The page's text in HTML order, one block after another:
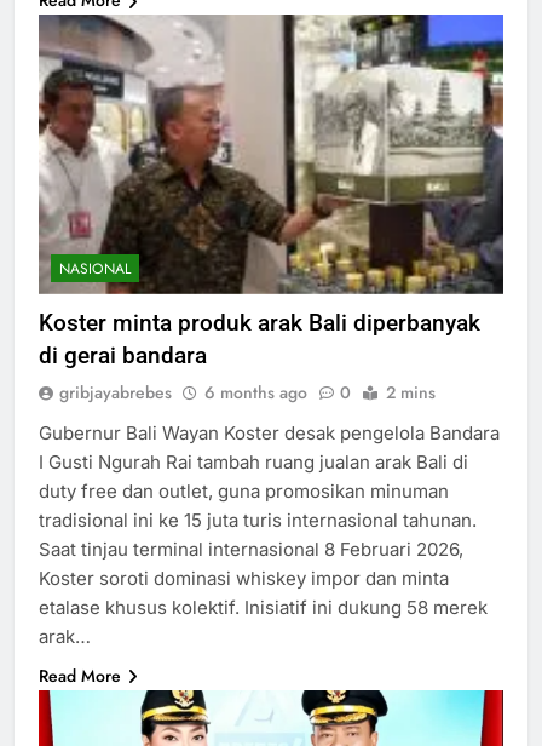
NASIONAL
Koster minta produk arak Bali diperbanyak
di gerai bandara
gribjayabrebes 6 months ago 0 2 mins
Gubernur Bali Wayan Koster desak pengelola Bandara
I Gusti Ngurah Rai tambah ruang jualan arak Bali di
duty free dan outlet, guna promosikan minuman
tradisional ini ke 15 juta turis internasional tahunan.
Saat tinjau terminal internasional 8 Februari 2026,
Koster soroti dominasi whiskey impor dan minta
etalase khusus kolektif.​ Inisiatif ini dukung 58 merek
arak…
Read More